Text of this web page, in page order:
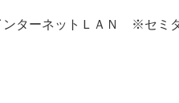
ターネットＬＡＮ ※セミ